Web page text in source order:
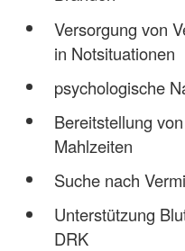
Versorgung von
in Notsituationen
psychologische
Bereitstellung
Mahlzeiten
Suche nach
Unterstützung
DRK